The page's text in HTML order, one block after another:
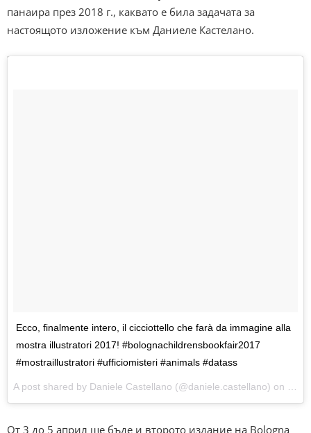
панаира през 2018 г., каквато е била задачата за
настоящото изложение към Даниеле Кастелано.
Ecco, finalmente intero, il cicciottello che farà da immagine alla
mostra illustratori 2017! #bolognachildrensbookfair2017
#mostraillustratori #ufficiomisteri #animals #datass
A post shared by Daniele Castellano (@daniele.castellano) on
Jan
От 3 до 5 април ще бъде и второто издание на Bologna